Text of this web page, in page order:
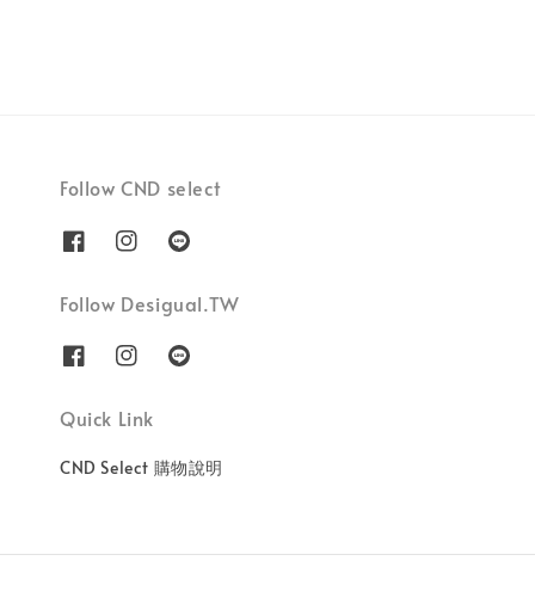
Follow CND select
Follow Desigual.TW
Quick Link
CND Select 購物說明